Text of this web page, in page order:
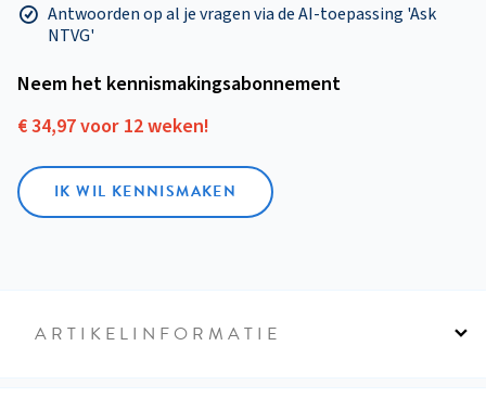
Antwoorden op al je vragen via de AI-toepassing 'Ask
NTVG'
Neem het kennismakings­abonnement
€ 34,97 voor 12 weken!
IK WIL KENNISMAKEN
ARTIKELINFORMATIE